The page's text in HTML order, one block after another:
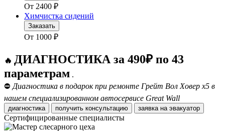
От 2400 ₽
Химчистка сидений
Заказать
От 1000 ₽
🔥 ДИАГНОСТИКА за 490₽ по 43
параметрам .
⛔ Диагностика в подарок при ремонте Грейт Вол Ховер х5 в
нашем специализированном автосервисе Great Wall
диагностика получить консультацию заявка на эвакуатор
Сертифицированные специалисты